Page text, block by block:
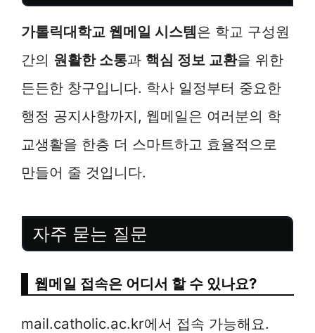
가톨릭대학교 웹메일 시스템은 학교 구성원
간의 원활한 소통과 핵심 정보 교환을 위한
든든한 창구입니다. 학사 일정부터 중요한
행정 공지사항까지, 웹메일은 여러분의 학
교생활을 한층 더 스마트하고 효율적으로
만들어 줄 것입니다.
자주 묻는 질문
웹메일 접속은 어디서 할 수 있나요?
mail.catholic.ac.kr에서 접속 가능해요.